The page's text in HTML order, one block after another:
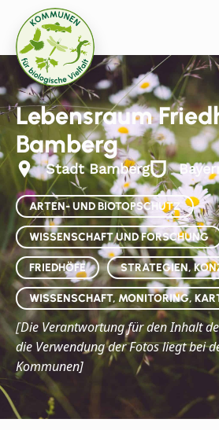
Lebensraum
Bamberg
Stadt Bamberg
ARTEN- UND BIOTOPSCHUTZ
WISSENSCHAFT UND FORSCHUNG
FRIEDHÖFE STRATEGIEN,
WISSENSCHAFT, MONITORING,
[DieVerantwortung für den Inhalt
die Verwendung der Fotos liegt bei
Kommunen]